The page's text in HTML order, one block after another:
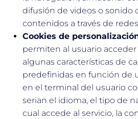
difusión de videos o sonido
contenidos a través de
Cookies de
permiten al usuario acceder
algunas características de
predefinidas en función de
en el terminal del usuario
serian el idioma, el tipo de
cual accede al servicio, la